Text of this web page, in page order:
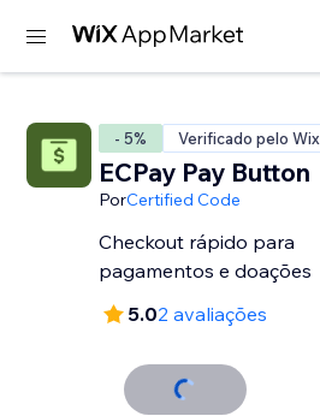
- 5% Verificado pelo Wix
ECPay Pay Button
PorCertified Code
Checkout rápido para
pagamentos e doações
5.02 avaliações